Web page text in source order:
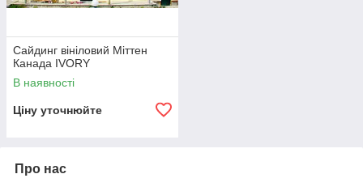
Сайдинг вініловий Міттен
Канада IVORY
В наявності
Ціну уточнюйте
Про нас